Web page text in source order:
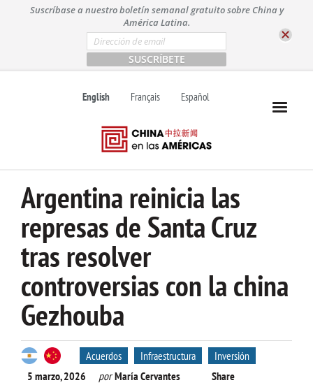
t
Suscríbase a nuestro boletín semanal gratuito sobre China y
América Latina.
E
m
a
i
*
English Français Español
Argentina reinicia las
represas de Santa Cruz
tras resolver
controversias con la china
Gezhouba
Acuerdos Infraestructura
Inversión
5 marzo, 2026
porMaría Cervantes Share